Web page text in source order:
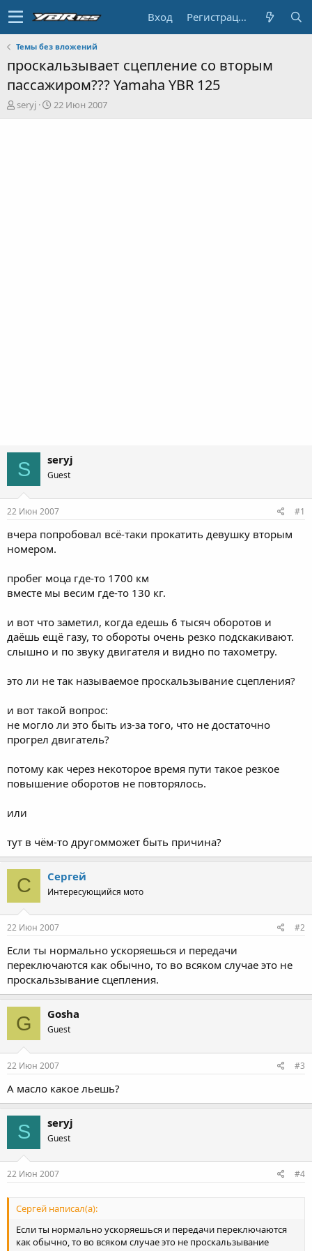
Вход Регистрация
Темы без вложений
проскальзывает сцепление со вторым
пассажиром??? Yamaha YBR 125
А
в
seryj
Д
а
22 Июн 2007
S seryj
Guest
22 Июн 2007 #1
вчера попробовал всё-таки прокатить девушку вторым
номером.
пробег моца где-то 1700 км
вместе мы весим где-то 130 кг.
и вот что заметил, когда едешь 6 тысяч оборотов и
даёшь ещё газу, то обороты очень резко подскакивают.
слышно и по звуку двигателя и видно по тахометру.
это ли не так называемое проскальзывание сцепления?
и вот такой вопрос:
не могло ли это быть из-за того, что не достаточно
прогрел двигатель?
потому как через некоторое время пути такое резкое
повышение оборотов не повторялось.
или
тут в чём-то другомможет быть причина?
С Сергей
Интересующийся мото
22 Июн 2007 #2
Если ты нормально ускоряешься и передачи
переключаются как обычно, то во всяком случае это не
проскальзывание сцепления.
G Gosha
Guest
22 Июн 2007 #3
А масло какое льешь?
S seryj
Guest
22 Июн 2007 #4
Сергей написал(а):
Если ты нормально ускоряешься и передачи переключаются
как обычно, то во всяком случае это не проскальзывание